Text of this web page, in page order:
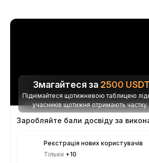
Змагайтеся за 2500 USDT
Піднімайтеся щотижневою таблицею
учасників щотижня отримають частку
Заробляйте бали досвіду за
Реєстрація нових користувачів
Тільки +10